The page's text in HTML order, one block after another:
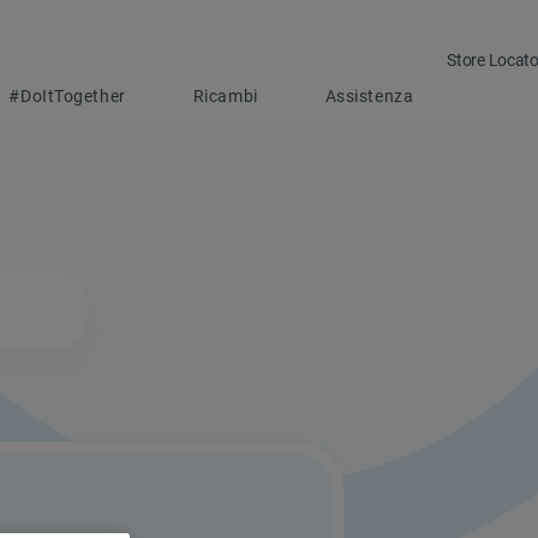
#DoItTogether Ricambi Assistenza
Store